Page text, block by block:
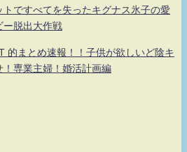
ですべてを失ったキグナス氷子の愛
ー脱出大作戦
的まとめ速報！！子供が欲しいど陰キ
！専業主婦！婚活計画編